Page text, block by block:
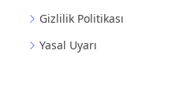
Gizlilik Politikası
Yasal Uyarı